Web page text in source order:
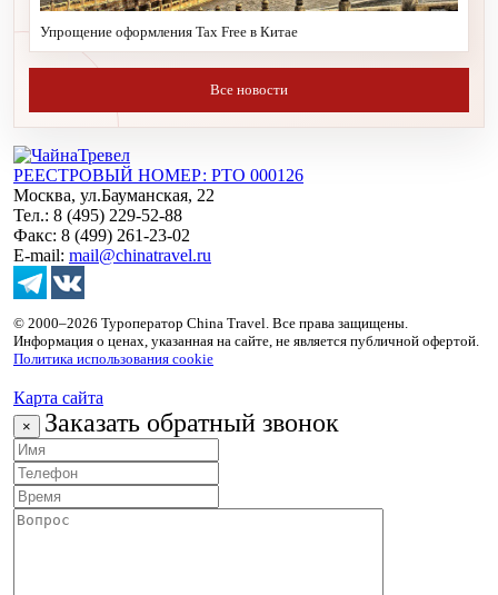
Упрощение оформления Tax Free в Китае
Все новости
РЕЕСТРОВЫЙ НОМЕР: РТО 000126
Москва, ул.Бауманская, 22
Тел.: 8 (495) 229-52-88
Факс: 8 (499) 261-23-02
E-mail: mail@chinatravel.ru
© 2000–2026 Туроператор China Travel. Все права защищены.
Информация о ценах, указанная на сайте, не является публичной офертой.
Политика использования cookie
Карта сайта
× Заказать обратный звонок